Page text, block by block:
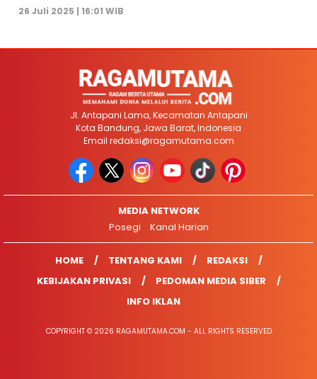
26 Juli 2025 | 16:01 WIB
Jl. Antapani Lama, Kecamatan Antapani
Kota Bandung, Jawa Barat, Indonesia
Email redaksi@ragamutama.com
MEDIA NETWORK
Posegi
Kanal Harian
HOME TENTANG KAMI
REDAKSI
KEBIJAKAN PRIVASI
PEDOMAN MEDIA SIBER
INFO IKLAN
COPYRIGHT © 2026 RAGAMUTAMA.COM - ALL RIGHTS RESERVED